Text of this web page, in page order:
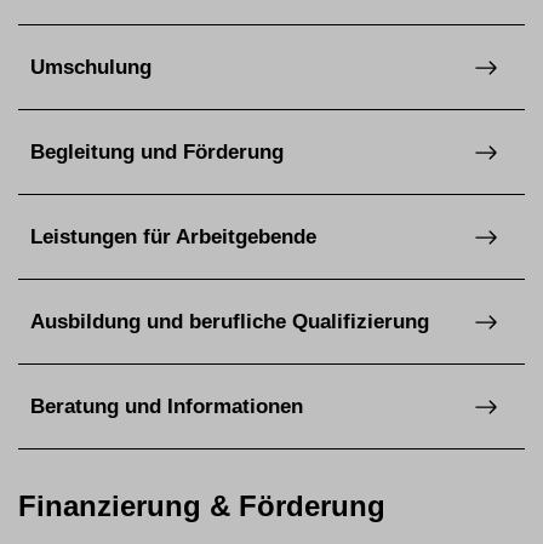
Umschulung
Begleitung und Förderung
Leistungen für Arbeitgebende
Ausbildung und berufliche Qualifizierung
Beratung und Informationen
Finanzierung & Förderung